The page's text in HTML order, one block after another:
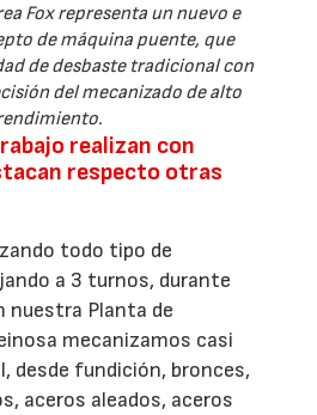
Fox representa un nuevo e
de máquina puente, que
de desbaste tradicional con
del mecanizado de alto
realizan con
respecto otras
todo tipo de
a 3 turnos, durante
nuestra Planta de
mecanizamos casi
desde fundición, bronces,
aceros aleados, aceros